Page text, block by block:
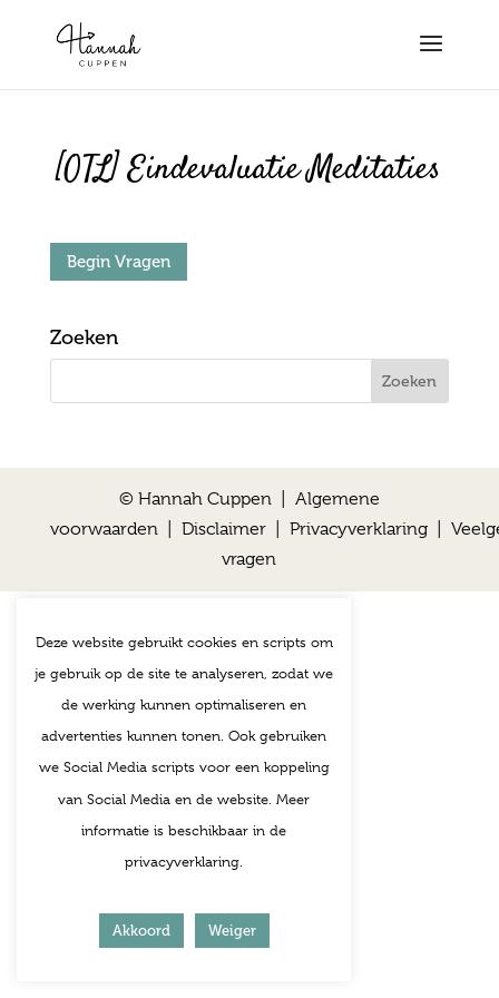
[OTL] Eindevaluatie Meditaties
Zoeken
© Hannah Cuppen | Algemene
voorwaarden| Disclaimer| Privacyverklaring|
vragen
Deze website gebruikt cookies en scripts om
je gebruik op de site te analyseren, zodat we
de werking kunnen optimaliseren en
advertenties kunnen tonen. Ook gebruiken
we Social Media scripts voor een koppeling
van Social Media en de website. Meer
informatie is beschikbaar in de
privacyverklaring.
Akkoord Weiger